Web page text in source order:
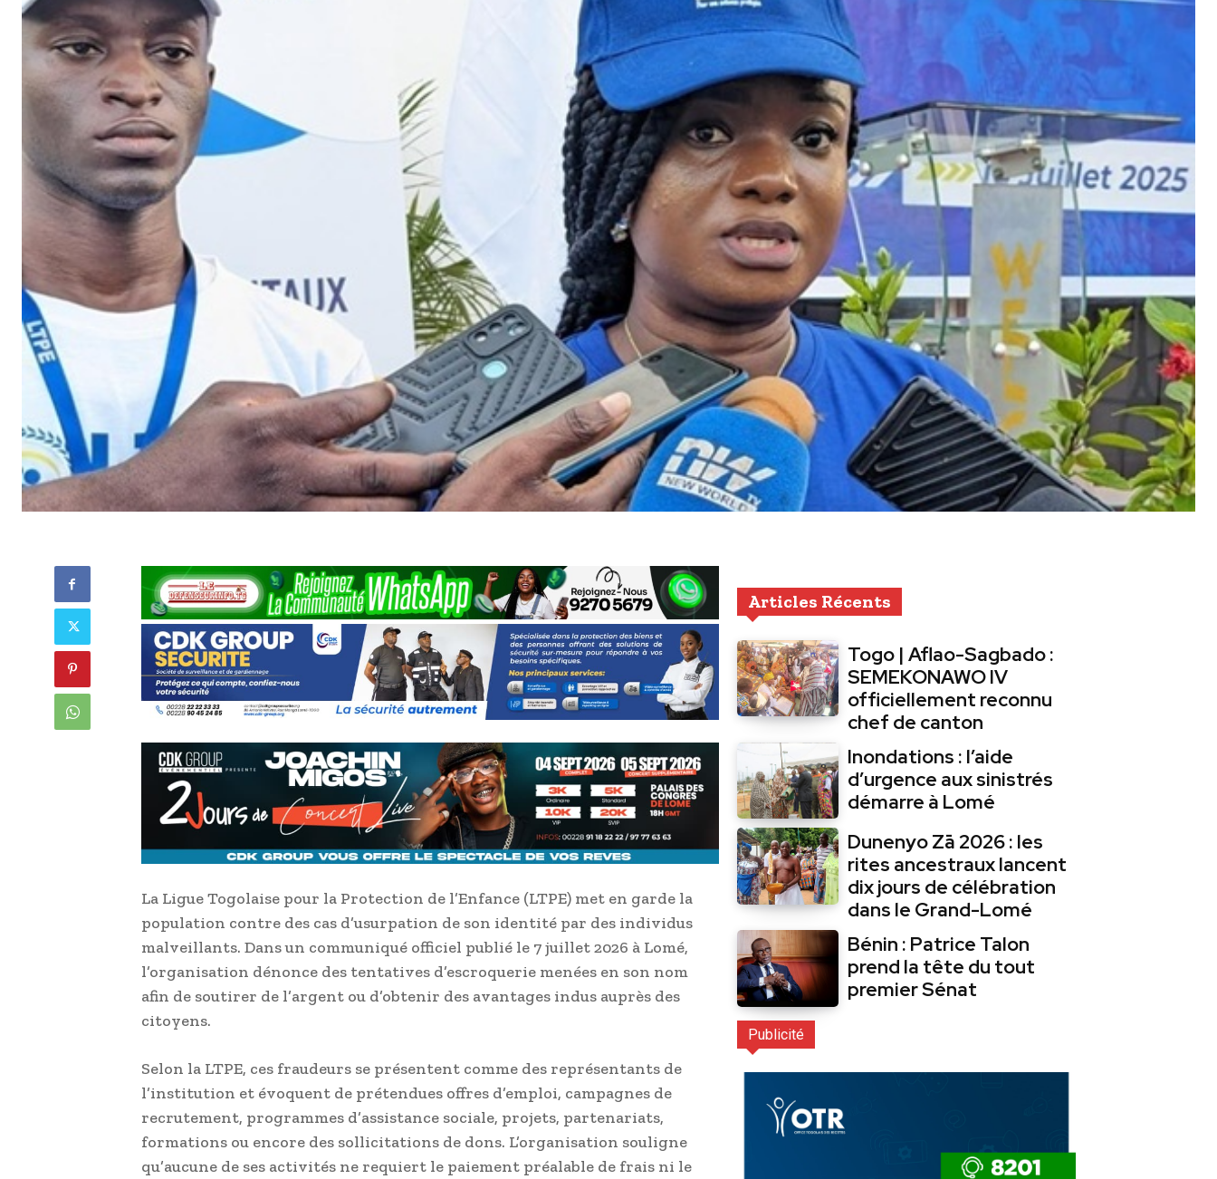
La Ligue Togolaise pour la Protection de l’Enfance (LTPE) met en garde la
population contre des cas d’usurpation de son identité par des individus
malveillants. Dans un communiqué officiel publié le 7 juillet 2026 à Lomé,
l’organisation dénonce des tentatives d’escroquerie menées en son nom
afin de soutirer de l’argent ou d’obtenir des avantages indus auprès des
citoyens.
Selon la LTPE, ces fraudeurs se présentent comme des représentants de
l’institution et évoquent de prétendues offres d’emploi, campagnes de
recrutement, programmes d’assistance sociale, projets, partenariats,
formations ou encore des sollicitations de dons. L’organisation souligne
qu’aucune de ses activités ne requiert le paiement préalable de frais ni le
Articles Récents
Togo | Aflao-Sagbado :
SEMEKONAWO IV
officiellement reconnu
chef de canton
Inondations : l’aide
d’urgence aux sinistrés
démarre à Lomé
Dunenyo Zā 2026 : les
rites ancestraux lancent
dix jours de célébration
dans le Grand-Lomé
Bénin : Patrice Talon
prend la tête du tout
premier Sénat
Publicité